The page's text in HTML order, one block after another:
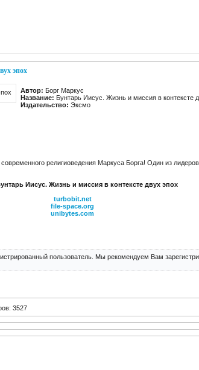
эпох
Автор: Борг Маркус
Название: Бунтарь Иисус. Жизнь и миссия в контексте
Издательство: Эксмо
религиоведения Маркуса Борга! Один из
Иисус. Жизнь и миссия в контексте двух эпох
turbobit.net
file-space.org
unibytes.com
пользователь. Мы рекомендуем Вам
3527